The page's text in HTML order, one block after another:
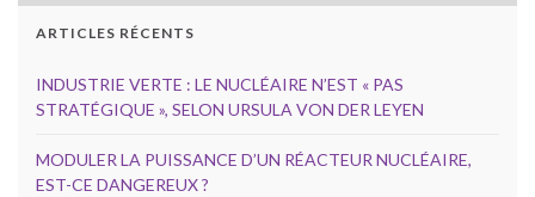
ARTICLES RÉCENTS
INDUSTRIE VERTE : LE NUCLÉAIRE N’EST « PAS
STRATÉGIQUE », SELON URSULA VON DER LEYEN
MODULER LA PUISSANCE D’UN RÉACTEUR NUCLÉAIRE,
EST-CE DANGEREUX ?